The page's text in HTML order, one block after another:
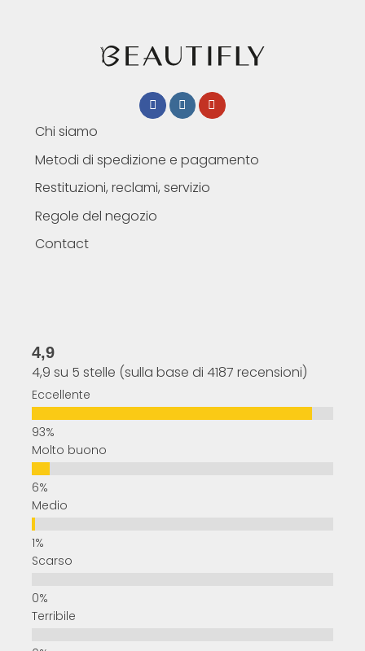
Chi siamo
Metodi di spedizione e pagamento
Restituzioni, reclami, servizio
Regole del negozio
Contact
4,9
4,9 su 5 stelle (sulla base di 4187 recensioni)
Eccellente
Molto buono
Medio
Scarso
Terribile